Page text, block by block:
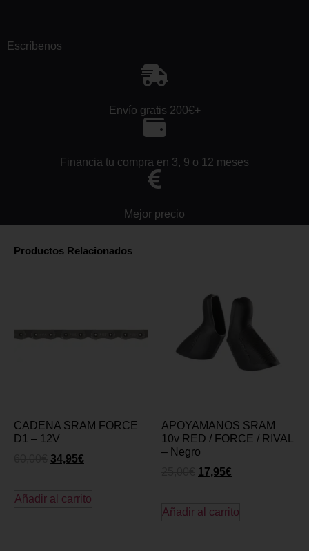
Escríbenos
Envío gratis 200€+
Financia tu compra en 3, 9 o 12 meses
Mejor precio
Productos Relacionados
CADENA SRAM FORCE
D1 – 12V
34,95€
Añadir al carrito
APOYAMANOS SRAM
10v RED / FORCE / RIVAL
– Negro
17,95€
Añadir al carrito